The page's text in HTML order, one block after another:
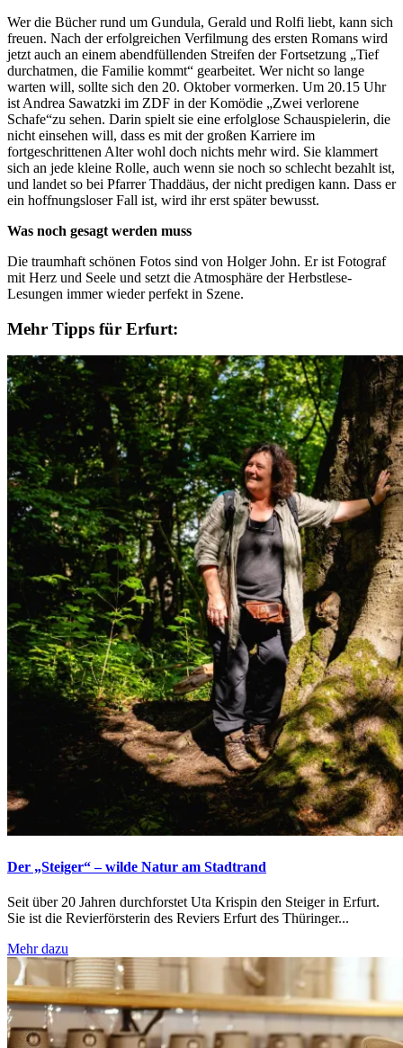
Wer die Bücher rund um Gundula, Gerald und Rolfi liebt, kann sich
freuen. Nach der erfolgreichen Verfilmung des ersten Romans wird
jetzt auch an einem abendfüllenden Streifen der Fortsetzung „Tief
durchatmen, die Familie kommt“ gearbeitet. Wer nicht so lange
warten will, sollte sich den 20. Oktober vormerken. Um 20.15 Uhr
ist Andrea Sawatzki im ZDF in der Komödie „Zwei verlorene
Schafe“zu sehen. Darin spielt sie eine erfolglose Schauspielerin, die
nicht einsehen will, dass es mit der großen Karriere im
fortgeschrittenen Alter wohl doch nichts mehr wird. Sie klammert
sich an jede kleine Rolle, auch wenn sie noch so schlecht bezahlt ist,
und landet so bei Pfarrer Thaddäus, der nicht predigen kann. Dass er
ein hoffnungsloser Fall ist, wird ihr erst später bewusst.
Was noch gesagt werden muss
Die traumhaft schönen Fotos sind von Holger John. Er ist Fotograf
mit Herz und Seele und setzt die Atmosphäre der Herbstlese-
Lesungen immer wieder perfekt in Szene.
Mehr Tipps für Erfurt:
Der „Steiger“ – wilde Natur am Stadtrand
Seit über 20 Jahren durchforstet Uta Krispin den Steiger in Erfurt.
Sie ist die Revierförsterin des Reviers Erfurt des Thüringer...
Mehr dazu